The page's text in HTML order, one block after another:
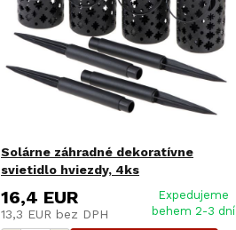
Solárne záhradné dekoratívne
svietidlo hviezdy, 4ks
16,4 EUR
13,3 EUR bez DPH
Expedujeme
behem 2-3 dní